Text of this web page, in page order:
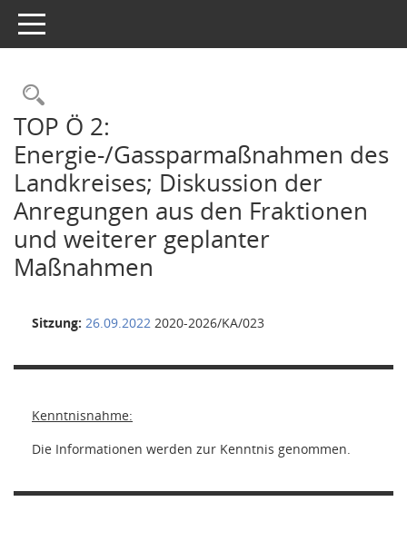
Toggle navigation
Rechercheauswahl
TOP Ö 2:
Energie-/Gassparmaßnahmen des
Landkreises; Diskussion der
Anregungen aus den Fraktionen
und weiterer geplanter
Maßnahmen
Sitzung: 26.09.2022 2020-2026/KA/023
Kenntnisnahme:
Die Informationen werden zur Kenntnis genommen.